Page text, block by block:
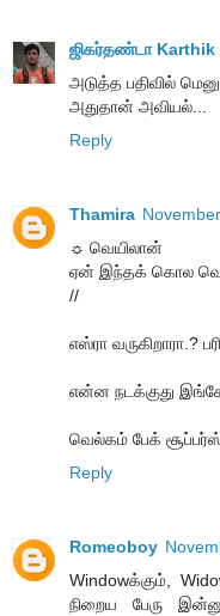
ஜிகர்தண்டா Karthik
அடுத்த பதிவில்
அதுதான் அவியல்...
Reply
Thamira
☼ வெயிலான்
ஏன் இந்தக் கொல
//
எஸ்ரா வருகிறாரா.?
என்ன நடக்குது
வெல்கம் பேக்
Reply
Romeoboy
Windowக்கும்,
நிறைய பேரு